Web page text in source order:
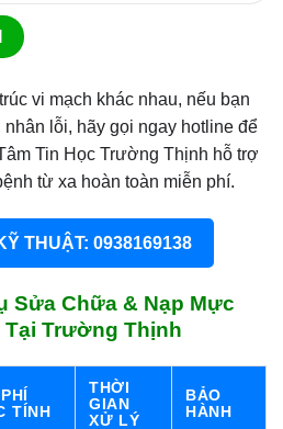
vi mạch khác nhau, nếu bạn
lỗi, hãy gọi ngay hotline để
Tin Học Trường Thịnh hỗ trợ
từ xa hoàn toàn miễn phí.
THUẬT: 0938169138
Sửa Chữa & Nạp Mực
Tại Trường Thịnh
TÍNH
THỜI
GIAN
XỬ LÝ
BẢO
HÀNH